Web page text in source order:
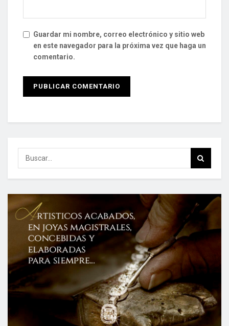
Guardar mi nombre, correo electrónico y sitio web
en este navegador para la próxima vez que haga un
comentario.